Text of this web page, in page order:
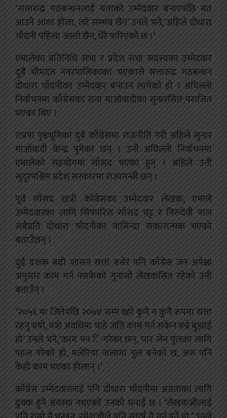
‘सत्तारुढ गठबन्धनलाई यताको उम्मेदवार बनाएपछि मत
आउने आशा होला, त्यो सम्भव छैन’ उनले भने,‘अहिले दोधारा
चाँदनी पहिला जस्तो छैन, धेरै फरिएको छ ।’
एमालेका प्रतिनिधि सभा र प्रदेश सभा सदस्यका उम्मेदवार
दुबै भीमदत्त नगरपालिकाका भएकाले सत्तारुढ गठबन्धन
दोधारा चाँदनीका उम्मेदवार बनाउन लागेको हो । अघिल्लो
निर्वाचनमा काँग्रेसका राना माओवादीका सुनारसित पराजित
भएका थिए ।
राप्रपा पृष्ठभूमिका दुबै काँग्रेसमा राजनीति गरी अहिले सुनार
माओवादी केन्द्र पुगेका छन् । उनी अघिल्लो निर्वाचनमा
एमालेको सहयोगमा साँसद भएका हुन् । अहिले उनी
सुदूरपश्चिम प्रदेश सरकारमा राज्यमन्त्री छन् ।
पूर्व साँसद खत्री काँग्रेसका उम्मेदवार लेखक, एमाले
उम्मेदवारका लागि सिफारिश साँसद भट्ट र निरुदेवी पाल
सबैप्रति दोधारा चाँदनीका वासिन्दा सकारात्मक भएको
बताउँछन् ।
दुई दशक बढी शासन सत्ता बसेर पनि काँग्रेस जन अपेक्षा
अनुसार काम गर्न नसकेको गुनासो लेखकसित रहेको उनी
बताउँन् ।
‘२०५६ मा जितेपछि २०७४ सम्म वहाँ कुनै न कुनै रुपमा सत्ता
रहनु भयो, यत्रो अवधिमा चाहे जति काम गर्न सकेन भन्ने बुझाई
हो’ उनले भने,‘काम पन िगरेका छन्, चार लेन पुलका लागि
पहल गरेको हो, मलेरिया नालामा पुल बनेको छ, अरु पनि
केही काम भएका होलान् ।’
काँग्रेस उम्मेदवारलाई पनि दोधारा चाँदनीमा अग्रताका लागि
ढुक्क हुने अवस्था नभएको उनको भनाई छ । ‘लेखकजीलाई